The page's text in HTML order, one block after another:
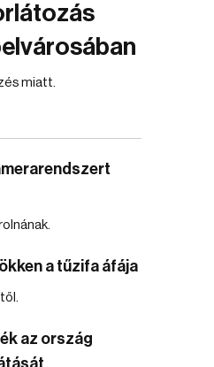
miatt.
a tűzifa áfája
az ország